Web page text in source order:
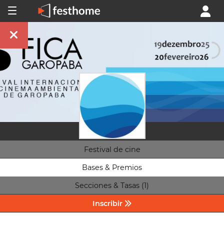
Festival de cine
Bases & Premios
Secciones & Tasas (1)
Inscribir